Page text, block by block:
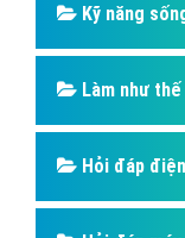
Kỹ năng
Làm như thế
Hỏi đáp